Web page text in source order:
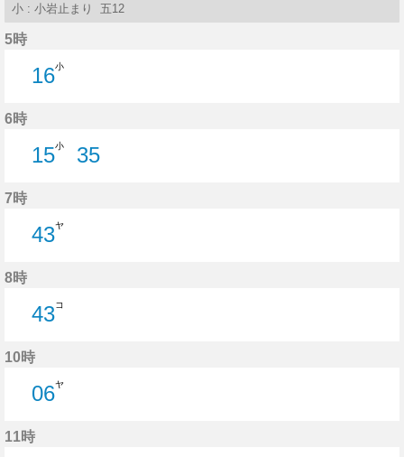
小 : 小岩止まり 五12
5時
16小
6時
15小
35
7時
43ヤ
8時
43コ
10時
06ヤ
11時